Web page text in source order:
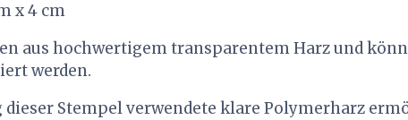
x 4 cm
aus hochwertigem transparentem Harz und
werden.
dieser Stempel verwendete klare Polymerharz